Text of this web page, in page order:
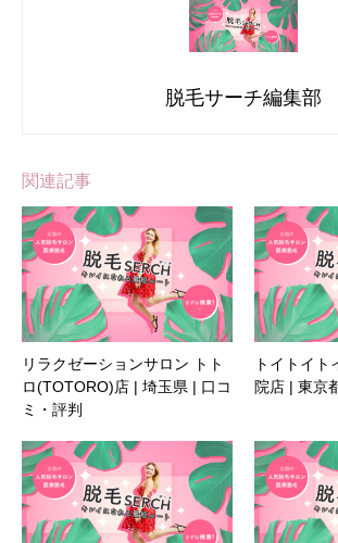
脱毛サーチ編集部
関連記事
リラクゼーションサロン トト
ロ(TOTORO)店 | 埼玉県 | 口コ
ミ・評判
トイトイ
院店 | 東京